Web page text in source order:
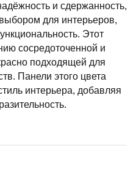
и сдержанность,
для интерьеров,
Этот
сосредоточенной и
подходящей для
Панели этого цвета
интерьера, добавляя